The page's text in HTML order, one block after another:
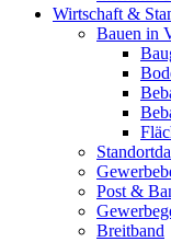
Wirtschaft &
Bauen in
Post &
Breitband